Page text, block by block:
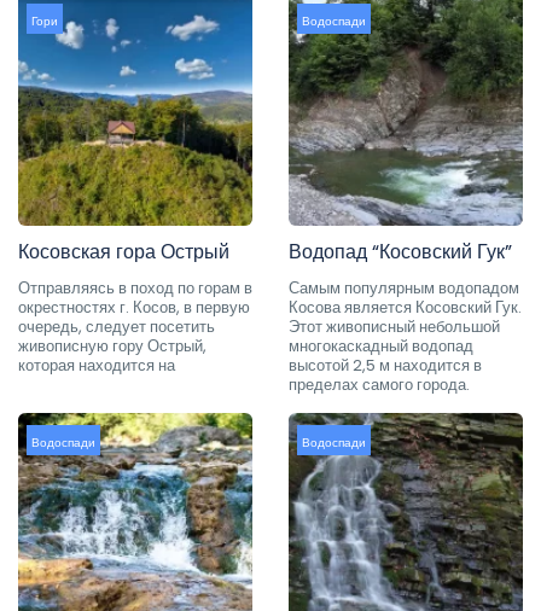
Гори
Косовская гора Острый
Отправляясь в поход по горам в
окрестностях г. Косов, в первую
очередь, следует посетить
живописную гору Острый,
которая находится на
Водоспади
Водопад “Косовский Гук”
Самым популярным водопадом
Косова является Косовский Гук.
Этот живописный небольшой
многокаскадный водопад
высотой 2,5 м находится в
пределах самого города.
Водоспади Водоспади